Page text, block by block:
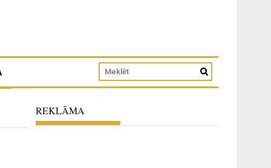
REKLĀMA